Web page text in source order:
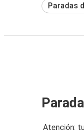
Paradas
Atención: